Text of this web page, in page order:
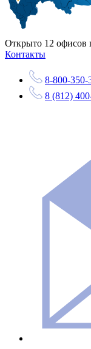
Открыто 12 офисов
Контакты
8-800-350-
8 (812)